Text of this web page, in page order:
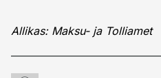
Allikas: Maksu- ja Tolliamet